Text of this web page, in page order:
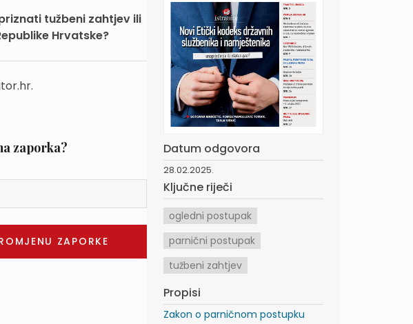
tužbeni zahtjev ili
Hrvatske?
zaporka? Datum odgovora
28.02.2025.
Ključne riječi
ogledni postupak
parnični postupak
tužbeni zahtjev
Propisi
Zakon o parničnom postupku